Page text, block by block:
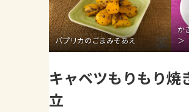
パプリカのごまみそあえ
か
＞
キャベツもりもり焼
立